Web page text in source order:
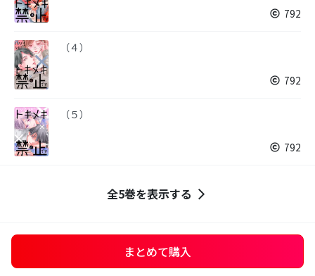
792
（４）
792
（５）
792
全5巻を表示する
まとめて購入